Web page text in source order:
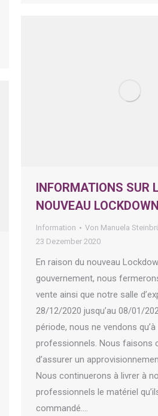
INFORMATIONS SUR
NOUVEAU LOCKDOWN
Information Von Manuela
23 Dezember 2020
En raison du nouveau
gouvernement, nous
vente ainsi que notre salle
28/12/2020 jusqu’au 08/01/
période, nous ne vendons
professionnels. Nous faisons
d’assurer un
Nous continuerons à livrer à
professionnels le matériel
commandé.…